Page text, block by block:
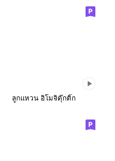
ลูกแหวน อิโมจิดุ๊กดิ๊ก